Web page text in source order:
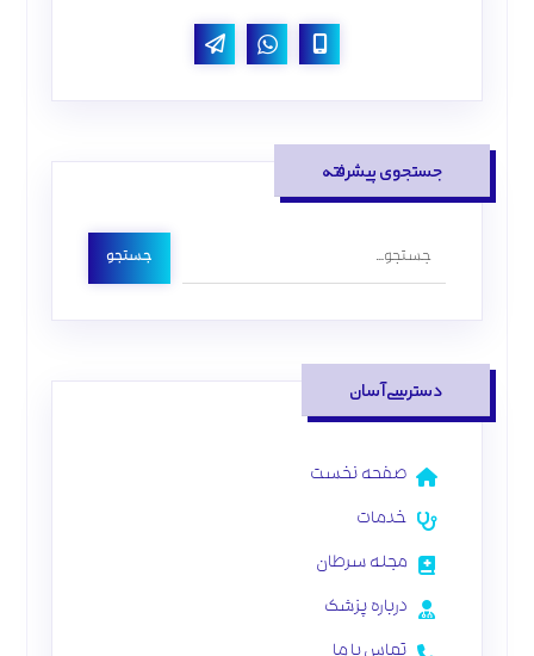
جستجوی پیشرفته
جستجو
دسترسی آسان
صفحه نخست
خدمات
مجله سرطان
درباره پزشک